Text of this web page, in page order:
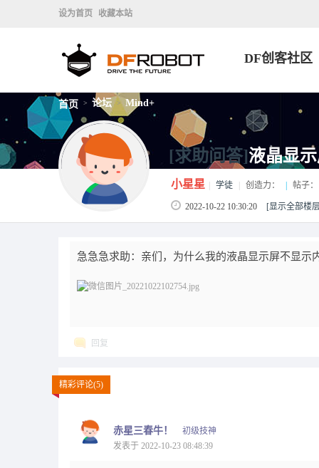
设为首页 收藏本站
DF创客社区
首页 > 论坛 > Mind+
[求助问答]液晶显
小星星 学徒 创造力： 帖子：
2022-10-22 10:30:20 [显示全部楼
急急急求助：亲们，为什么我的液晶显示屏不显示
回复
精彩评论(5)
赤星三春牛！
初级技神
发表于 2022-10-23 08:48:39